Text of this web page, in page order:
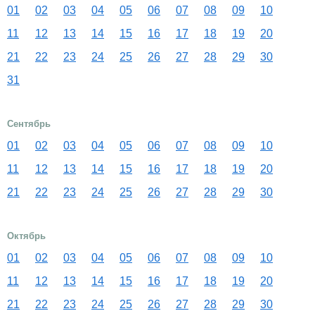
01 02 03 04 05 06 07 08 09
10
11
12 13 14 15 16 17 18 19
20
21
22 23 24 25 26 27 28 29
30
31
Сентябрь
01 02 03 04 05 06 07 08 09
10
11
12 13 14 15 16 17 18 19
20
21
22 23 24 25 26 27 28 29 30
Октябрь
01 02 03 04 05 06 07 08 09
10
11
12 13 14 15 16 17 18 19
20
21
22 23 24 25 26 27 28 29
30